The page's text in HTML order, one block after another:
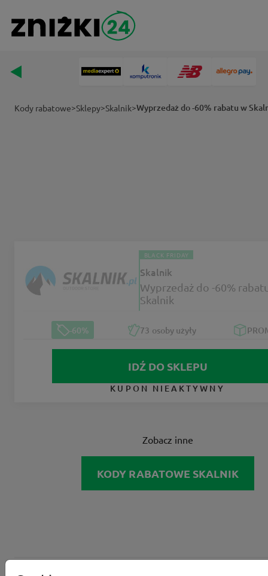
Kody rabatowe>Sklepy>Skalnik>Wyprzedaż do -60% rabatu w
BLACK FRIDAY
Skalnik
Wyprzedaż do -60%
Skalnik
-60% 73 osoby użyły
IDŹ DO SKLEPU
KUPON NIEAKTYWNY
Zobacz inne
KODY RABATOWE SKALNIK